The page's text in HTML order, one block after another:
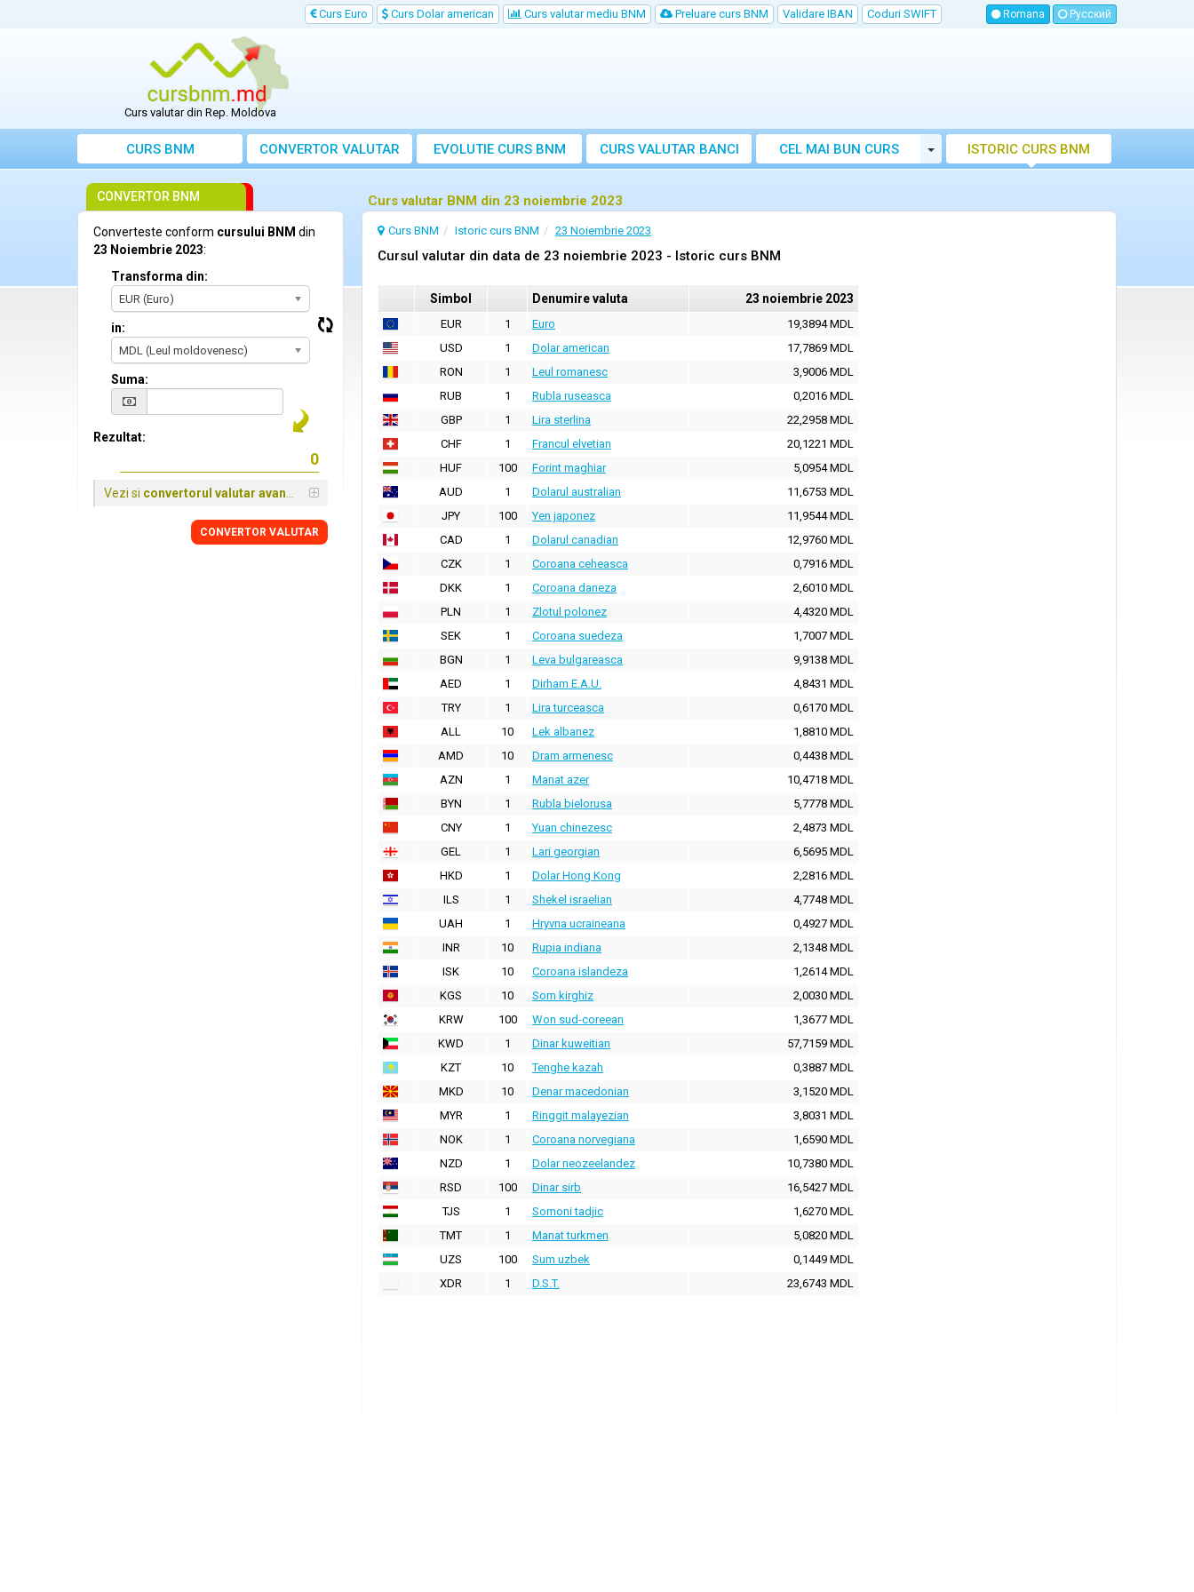
Curs Euro Curs Dolar american Curs valutar mediu BNM Preluare curs BNM Validare IBAN Coduri SWIFT Romana Русский
Curs valutar din Rep. Moldova
CURS BNM CONVERTOR VALUTAR EVOLUTIE CURS BNM CURS VALUTAR BANCI
CEL MAI BUN CURS
VALUTAR MOLDOVA
Toggle Dropdown
ISTORIC CURS BNM
Curs valutar BNM din 23 noiembrie 2023
Curs BNM Istoric curs BNM 23 Noiembrie 2023
Cursul valutar din data de 23 noiembrie 2023 - Istoric curs BNM
Simbol Denumire valuta 23 noiembrie 2023
EUR 1 Euro
19,3894 MDL
USD
1 Dolar american
17,7869 MDL
RON
1 Leul romanesc
3,9006 MDL
RUB
1 Rubla ruseasca
0,2016 MDL
GBP
1 Lira sterlina
22,2958 MDL
CHF
1 Francul elvetian
20,1221 MDL
HUF
100 Forint maghiar
5,0954 MDL
AUD
1 Dolarul australian
11,6753 MDL
JPY
100 Yen japonez
11,9544 MDL
CAD
1 Dolarul canadian
12,9760 MDL
CZK
1 Coroana ceheasca
0,7916 MDL
DKK
1 Coroana daneza
2,6010 MDL
PLN
1 Zlotul polonez
4,4320 MDL
SEK
1 Coroana suedeza
1,7007 MDL
BGN
1 Leva bulgareasca
9,9138 MDL
AED
1 Dirham E.A.U.
4,8431 MDL
TRY
1 Lira turceasca
0,6170 MDL
ALL
10 Lek albanez
1,8810 MDL
AMD
10 Dram armenesc
0,4438 MDL
AZN
1 Manat azer
10,4718 MDL
BYN
1 Rubla bielorusa
5,7778 MDL
CNY
1 Yuan chinezesc
2,4873 MDL
GEL
1 Lari georgian
6,5695 MDL
HKD
1 Dolar Hong Kong
2,2816 MDL
ILS
1 Shekel israelian
4,7748 MDL
UAH
1 Hryvna ucraineana
0,4927 MDL
INR
10 Rupia indiana
2,1348 MDL
ISK
10 Coroana islandeza
1,2614 MDL
KGS
10 Som kirghiz
2,0030 MDL
KRW
100 Won sud-coreean
1,3677 MDL
KWD
1 Dinar kuweitian
57,7159 MDL
KZT
10 Tenghe kazah
0,3887 MDL
MKD
10 Denar macedonian
3,1520 MDL
MYR
1 Ringgit malayezian
3,8031 MDL
NOK
1 Coroana norvegiana
1,6590 MDL
NZD
1 Dolar neozeelandez
10,7380 MDL
RSD
100 Dinar sirb
16,5427 MDL
TJS
1 Somoni tadjic
1,6270 MDL
TMT
1 Manat turkmen
5,0820 MDL
UZS
100 Sum uzbek
0,1449 MDL
XDR
1 D.S.T. 23,6743 MDL
CONVERTOR BNM
Converteste conform cursului BNM din
23 Noiembrie 2023:
Transforma din:
EUR (Euro)
in:
MDL (Leul moldovenesc)
Suma:
Rezultat:
Vezi si convertorul valutar avansat
CONVERTOR VALUTAR